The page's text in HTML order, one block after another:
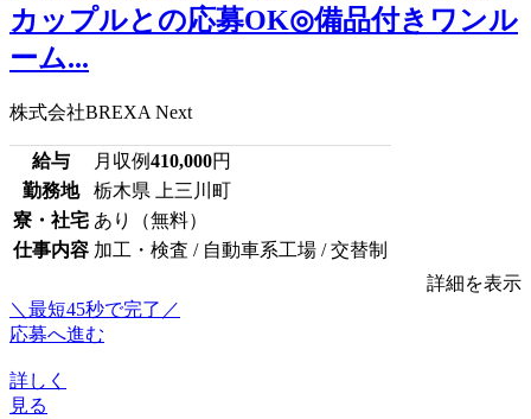
カップルとの応募OK◎備品付きワンル
ーム...
株式会社BREXA Next
給与 月収例410,000円
勤務地
栃木県 上三川町
寮・社宅 あり（無料）
仕事内容 加工・検査 / 自動車系工場 / 交替制
詳細を表示
＼最短45秒で完了／
応募へ進む
詳しく
見る